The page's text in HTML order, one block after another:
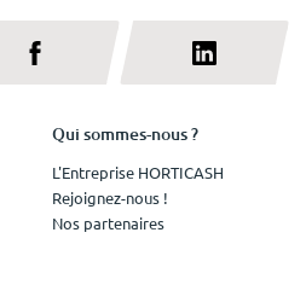
Qui sommes-nous ?
L'Entreprise HORTICASH
Rejoignez-nous !
Nos partenaires